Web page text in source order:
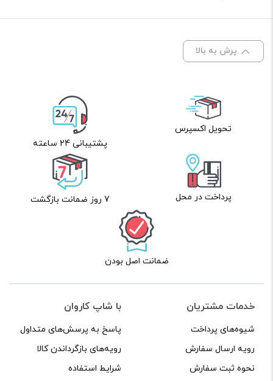
پرش به بالا
تحویل اکسپرس
پشتیبانی 24 ساعته
پرداخت در محل 7 روز ضمانت بازگشت
ضمانت اصل بودن
خدمات مشتریان
شیوه‌های پرداخت
رویه ارسال سفارش
نحوه ثبت سفارش
با شاپ کاروان
پاسخ به پرسش‌های متداول
رویه‌های بازگرداندن کالا
شرایط استفاده